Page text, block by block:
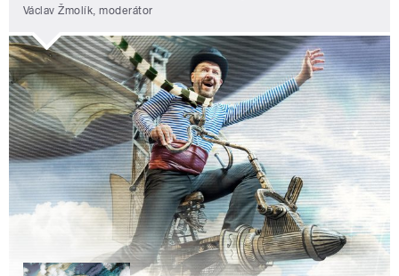
Václav Žmolík, moderátor